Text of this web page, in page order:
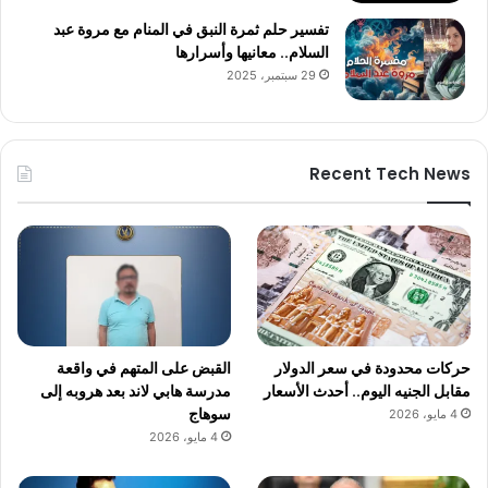
تفسير حلم ثمرة النبق في المنام مع مروة عبد
السلام.. معانيها وأسرارها
29 سبتمبر، 2025
Recent Tech News
حركات محدودة في سعر الدولار
مقابل الجنيه اليوم.. أحدث الأسعار
4 مايو، 2026
القبض على المتهم في واقعة
مدرسة هابي لاند بعد هروبه إلى
سوهاج
4 مايو، 2026